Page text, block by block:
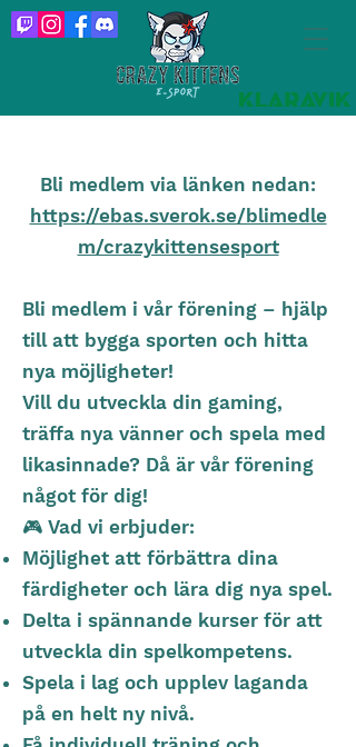
Bli medlem via länken nedan:
https://ebas.sverok.se/blimedle
m/crazykittensesport
Bli medlem i vår förening – hjälp
till att bygga sporten och hitta
nya möjligheter!
Vill du utveckla din gaming,
träffa nya vänner och spela med
likasinnade? Då är vår förening
något för dig!
🎮 Vad vi erbjuder:
Möjlighet att förbättra dina
färdigheter och lära dig nya spel.
Delta i spännande kurser för att
utveckla din spelkompetens.
Spela i lag och upplev laganda
på en helt ny nivå.